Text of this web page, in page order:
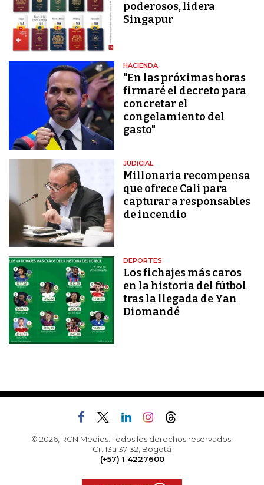
poderosos, lidera
Singapur
HACIENDA
"En las próximas horas
firmaré el decreto para
concretar el
congelamiento del
gasto"
JUDICIAL
Millonaria recompensa
que ofrece Cali para
capturar a responsables
de incendio
DEPORTES
Los fichajes más caros
en la historia del fútbol
tras la llegada de Yan
Diomandé
© 2026, RCN Medios. Todos los derechos reservados.
Cr. 13a 37-32, Bogotá
(+57) 1 4227600